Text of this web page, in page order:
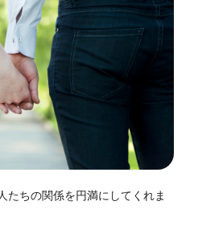
たちの関係を円満にしてくれま